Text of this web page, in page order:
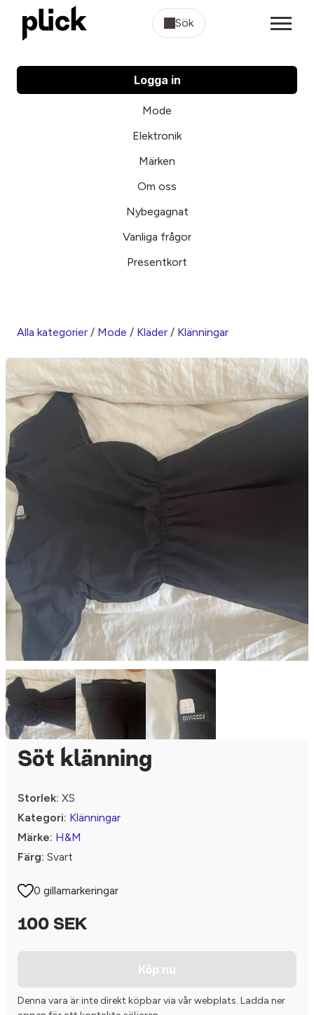
Sök
Logga in
Mode
Elektronik
Märken
Om oss
Nybegagnat
Vanliga frågor
Presentkort
Alla kategorier / Mode / Kläder / Klänningar
Söt klänning
Storlek: XS
Kategori: Klänningar
Märke: H&M
Färg: Svart
0 gillamarkeringar
100 SEK
Köp nu
Denna vara är inte direkt köpbar via vår webplats. Ladda ner